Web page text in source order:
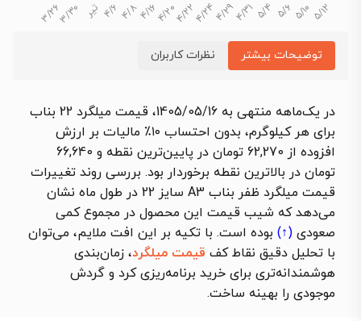
توضیحات بیشتر نظرات کاربران
در یک‌ماهه منتهی به 1405/05/16، قیمت میلگرد 22 بناب
برای هر کیلوگرم، بدون احتساب ۱۰٪ مالیات بر ارزش
افزوده از 62,270 تومان در پایین‌ترین نقطه و 66,640
تومان در بالاترین نقطه برخوردار بود. بررسی روند تغییرات
قیمت میلگرد ظفر بناب A3 سایز 22 در طول ماه نشان
می‌دهد که شیب قیمت این محصول در مجموع کمی
صعودی (↑) بوده است. با تکیه بر این افت ملایم، می‌توان
با تحلیل دقیق نقاط کف قیمت میلگرد، زمان‌بندی
هوشمندانه‌تری برای خرید برنامه‌ریزی کرد و گردش
موجودی را بهینه ساخت.